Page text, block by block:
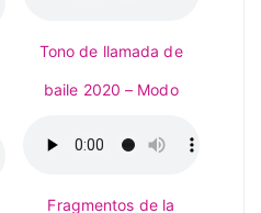
Tono de llamada de
baile 2020 – Modo
Fragmentos de la